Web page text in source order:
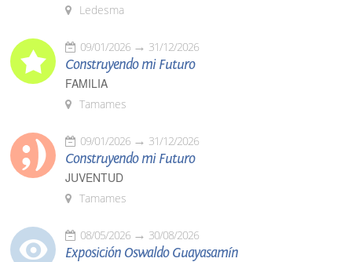
Ledesma
09/01/2026 31/12/2026
Construyendo mi Futuro
FAMILIA
Tamames
09/01/2026 31/12/2026
Construyendo mi Futuro
JUVENTUD
Tamames
08/05/2026 30/08/2026
Exposición Oswaldo Guayasamín